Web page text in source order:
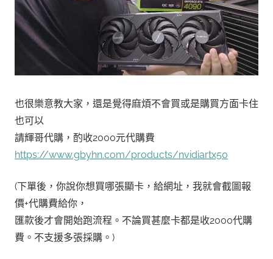
也很樂意教大家，還是覺得麻煩不會買或是購買方面卡住
也可以
請輝哥代購，酌收2000元代購費
https://www.gbyhn.com/products/nvidiartx50
(下單後，你說你想買哪張顯卡，給網址，我就會截圖報
價+代購費給你，
匯款後才會開始跑流程。不論買甚麼卡都是收2000代購
費。不支援多張採購。)